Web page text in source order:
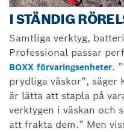
I STÄNDIG
Samtliga verktyg,
Professional passar
BOXX förvaringsenheter.
prydliga väskor”, säger
är lätta att stapla på
verktygen i väskan och
att frakta dem.” Men